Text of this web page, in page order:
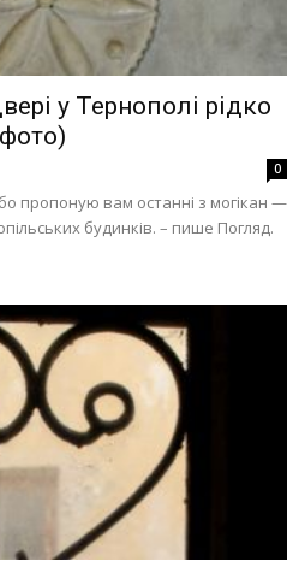
у Тернополі рідко
0
пропоную вам останні з могікан —
будинків. – пише Погляд.